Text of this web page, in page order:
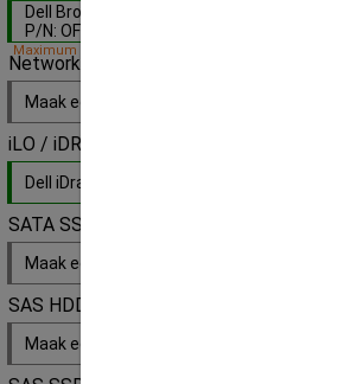
Dell Broadcom 5720 4x 1Gbps RJ45 versie -
P/N: OFM487
Maximum capiciteit bereikt!
Network extension
Maak een keuze
iLO / iDRAC License Key
Dell iDrac Express
SATA SSD
Maak een keuze
SAS HDD
Maak een keuze